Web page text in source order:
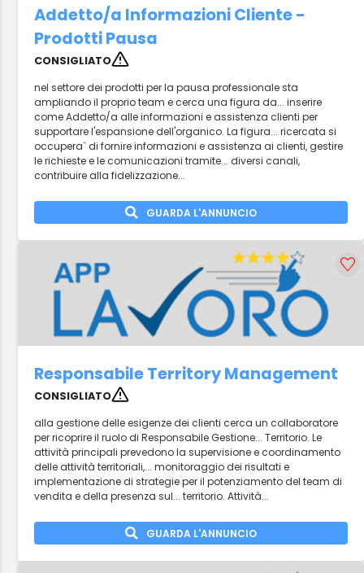
Addetto/a Informazioni Cliente -
Prodotti Pausa
CONSIGLIATO
nel settore dei prodotti per la pausa professionale sta
ampliando il proprio team e cerca una figura da... inserire
come Addetto/a alle informazioni e assistenza clienti per
supportare l'espansione dell'organico. La figura... ricercata si
occupera` di fornire informazioni e assistenza ai clienti, gestire
le richieste e le comunicazioni tramite... diversi canali,
contribuire alla fidelizzazione...
GUARDA L'ANNUNCIO
Responsabile Territory Management
CONSIGLIATO
alla gestione delle esigenze dei clienti cerca un collaboratore
per ricoprire il ruolo di Responsabile Gestione... Territorio. Le
attività principali prevedono la supervisione e coordinamento
delle attività territoriali,... monitoraggio dei risultati e
implementazione di strategie per il potenziamento del team di
vendita e della presenza sul... territorio. Attività...
GUARDA L'ANNUNCIO